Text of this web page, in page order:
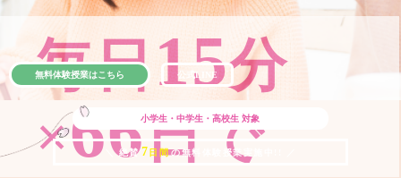
毎日15分
×66日で
小学生・中学生・高校生 対象
＼ 絶賛 7 日間の無料体験授業実施中!! ／
無料体験授業はこちら 公式LINE